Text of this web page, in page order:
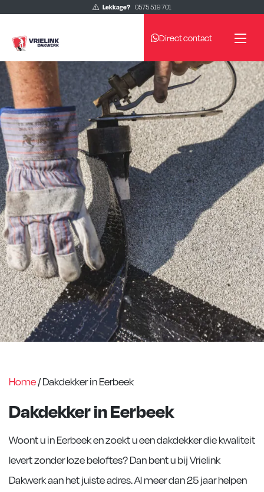
Lekkage? 0575 519 701
Direct contact
Home/Dakdekker in Eerbeek
Dakdekker in Eerbeek
Woont u in Eerbeek en zoekt u een dakdekker die kwaliteit
levert zonder loze beloftes? Dan bent u bij Vrielink
Dakwerk aan het juiste adres. Al meer dan 25 jaar helpen